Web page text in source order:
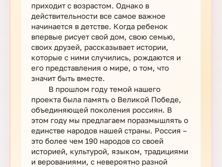
приходит с возрастом. Однако в
действительности все самое важное
начинается в детстве. Когда ребенок
впервые рисует свой дом, свою семью,
своих друзей, рассказывает истории,
которые с ними случились, рождаются и
его представления о мире, о том, что
значит быть вместе.
В прошлом году темой нашего
проекта была память о Великой Победе,
объединяющей поколения россиян. В
этом году мы предлагаем поразмышлять о
единстве народов нашей страны. Россия –
это более чем 190 народов со своей
историей, культурой, языком, традициями
и верованиями, с невероятно разной